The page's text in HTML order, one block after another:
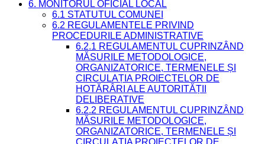
6. MONITORUL OFICIAL LOCAL
6.1 STATUTUL COMUNEI
6.2 REGULAMENTELE PRIVIND
PROCEDURILE ADMINISTRATIVE
6.2.1 REGULAMENTUL CUPRINZÂND
MĂSURILE METODOLOGICE,
ORGANIZATORICE, TERMENELE ȘI
CIRCULAȚIA PROIECTELOR DE
HOTĂRÂRI ALE AUTORITĂȚII
DELIBERATIVE
6.2.2 REGULAMENTUL CUPRINZÂND
MĂSURILE METODOLOGICE,
ORGANIZATORICE, TERMENELE ȘI
CIRCULAȚIA PROIECTELOR DE